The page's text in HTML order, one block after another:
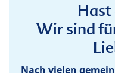
Hast
Wir sind
Nach vielen